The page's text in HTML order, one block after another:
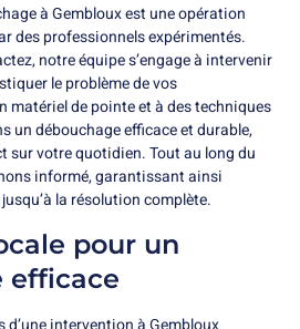
à Gembloux est une opération
des professionnels expérimentés.
notre équipe s’engage à intervenir
le problème de vos
matériel de pointe et à des techniques
un débouchage efficace et durable,
sur votre quotidien. Tout au long du
informé, garantissant ainsi
la résolution complète.
pour un
efficace